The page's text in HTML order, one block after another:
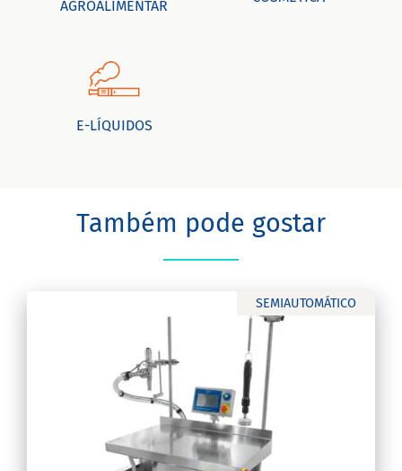
AGROALIMENTAR
E-LÍQUIDOS
Também pode gostar
SEMIAUTOMÁTICO